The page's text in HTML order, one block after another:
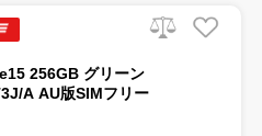
256GB グリーン
A AU版SIMフリー